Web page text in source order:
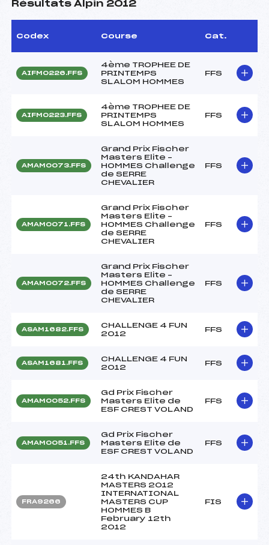
Résultats Alpin 2012
Codex Course Cat.
AIFM0226.FFS
4ème TROPHEE DE
PRINTEMPS
SLALOM HOMMES
FFS
AIFM0223.FFS
4ème TROPHEE DE
PRINTEMPS
SLALOM HOMMES
FFS
AMAM0073.FFS
Grand Prix Fischer
Masters Elite –
HOMMES Challenge
de SERRE
CHEVALIER
FFS
AMAM0071.FFS
Grand Prix Fischer
Masters Elite –
HOMMES Challenge
de SERRE
CHEVALIER
FFS
AMAM0072.FFS
Grand Prix Fischer
Masters Elite –
HOMMES Challenge
de SERRE
CHEVALIER
FFS
ASAM1682.FFS
CHALLENGE 4 FUN
2012
FFS
ASAM1681.FFS
CHALLENGE 4 FUN
2012
FFS
AMAM0052.FFS
Gd Prix Fischer
Masters Elite de
ESF CREST VOLAND
FFS
AMAM0051.FFS
Gd Prix Fischer
Masters Elite de
ESF CREST VOLAND
FFS
FRA9266
24th KANDAHAR
MASTERS 2012
INTERNATIONAL
MASTERS CUP
HOMMES B
February 12th
2012
FIS